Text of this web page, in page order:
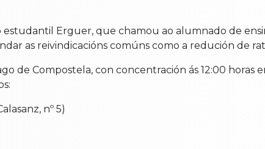
estudantil Erguer, que chamou ao alumnado de
as reivindicacións comúns como a redución de
de Compostela, con concentración ás 12:00 horas
nº 5)